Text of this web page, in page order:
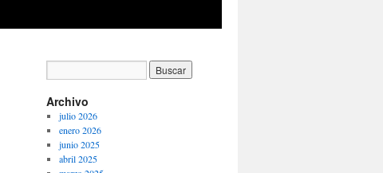
Archivo
julio 2026
enero 2026
junio 2025
abril 2025